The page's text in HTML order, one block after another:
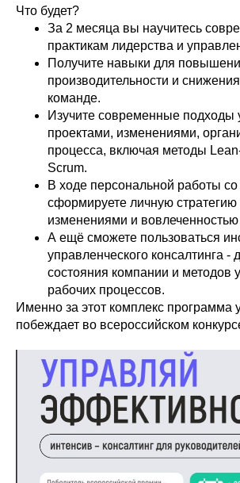
Что будет?
За 2 месяца вы научитесь
практикам лидерства и
Получите навыки для
производительности и
команде.
Изучите современные подходы
проектами, изменениями,
процесса, включая методы
Scrum.
В ходе персональной работы
сформируете личную
изменениями и вовлеченностью
А ещё сможете пользоваться
управленческого консалтинга -
состояния компании и методов
рабочих процессов.
Именно за этот комплекс программа
побеждает во всероссийском